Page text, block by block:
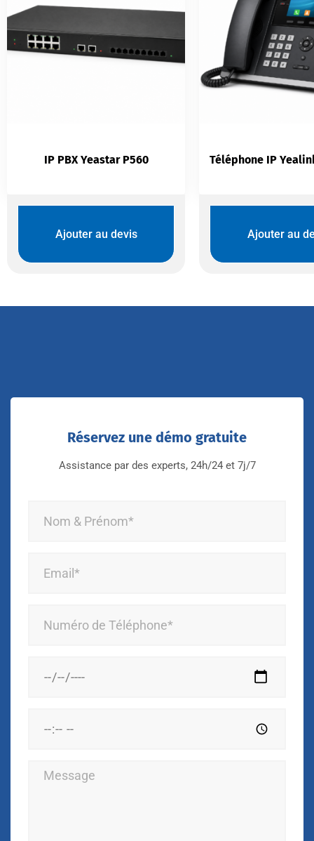
IP PBX Yeastar P560
Ajouter au devis Ajouter au
Réservez une démo gratuite
Assistance par des experts, 24h/24 et 7j/7